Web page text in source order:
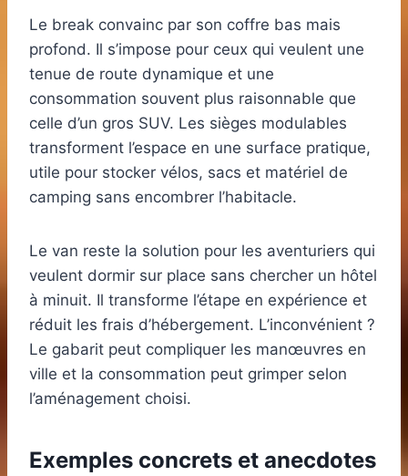
Le break convainc par son coffre bas mais
profond. Il s’impose pour ceux qui veulent une
tenue de route dynamique et une
consommation souvent plus raisonnable que
celle d’un gros SUV. Les sièges modulables
transforment l’espace en une surface pratique,
utile pour stocker vélos, sacs et matériel de
camping sans encombrer l’habitacle.
Le van reste la solution pour les aventuriers qui
veulent dormir sur place sans chercher un hôtel
à minuit. Il transforme l’étape en expérience et
réduit les frais d’hébergement. L’inconvénient ?
Le gabarit peut compliquer les manœuvres en
ville et la consommation peut grimper selon
l’aménagement choisi.
Exemples concrets et anecdotes